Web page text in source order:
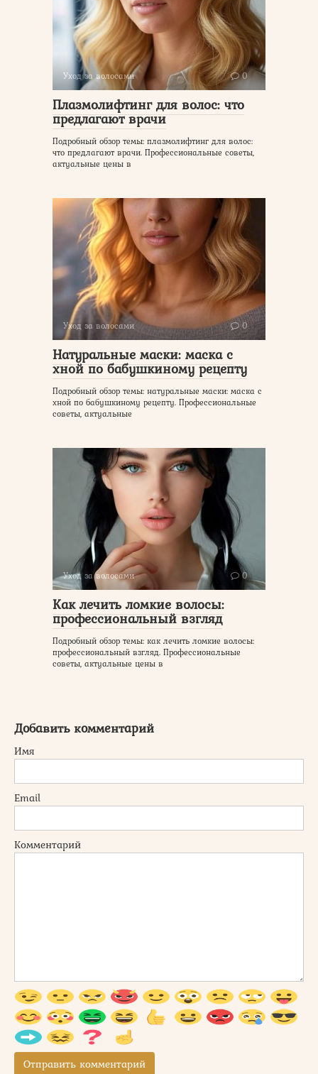
Уход за волосами 0
Плазмолифтинг для волос: что
предлагают врачи
Подробный обзор темы: плазмолифтинг для волос:
что предлагают врачи. Профессиональные советы,
актуальные цены в
Уход за волосами 0
Натуральные маски: маска с
хной по бабушкиному рецепту
Подробный обзор темы: натуральные маски: маска с
хной по бабушкиному рецепту. Профессиональные
советы, актуальные
Уход за волосами 0
Как лечить ломкие волосы:
профессиональный взгляд
Подробный обзор темы: как лечить ломкие волосы:
профессиональный взгляд. Профессиональные
советы, актуальные цены в
Добавить комментарий
Имя
Email
Комментарий